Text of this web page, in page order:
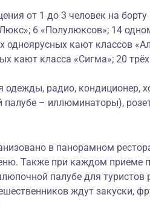
от 1 до 3 человек на
6 «Полулюксов»; 14
одноярусных кают классов
кают класса «Сигма»; 20
радио, кондиционер,
палубе – иллюминаторы),
в панорамном
Также при каждом приеме
палубе для туристов
ждут закуски,